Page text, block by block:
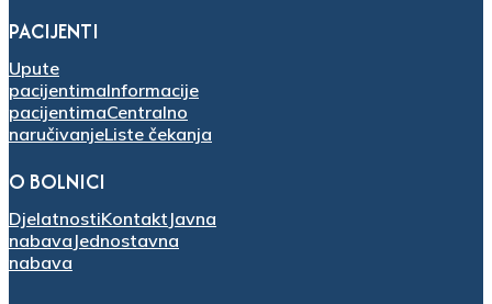
PACIJENTI
Upute
pacijentimaInformacije
pacijentimaCentralno
naručivanjeListe čekanja
O BOLNICI
DjelatnostiKontakt Javna
nabava Jednostavna
nabava